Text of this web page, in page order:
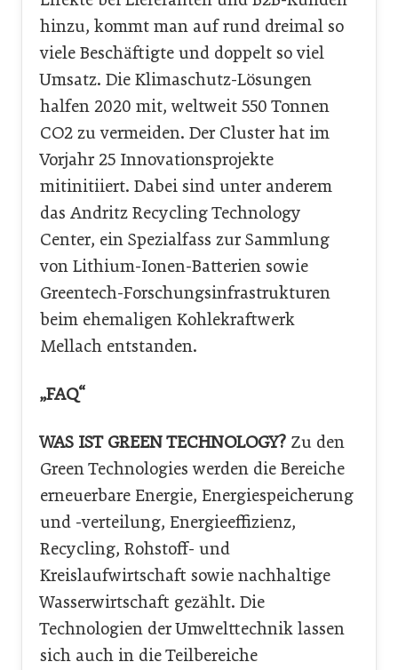
hinzu, kommt man auf rund dreimal so
viele Beschäftigte und doppelt so viel
Umsatz. Die Klimaschutz-Lösungen
halfen 2020 mit, weltweit 550 Tonnen
CO2 zu vermeiden. Der Cluster hat im
Vorjahr 25 Innovationsprojekte
mitinitiiert. Dabei sind unter anderem
das Andritz Recycling Technology
Center, ein Spezialfass zur Sammlung
von Lithium-Ionen-Batterien sowie
Greentech-Forschungsinfrastrukturen
beim ehemaligen Kohlekraftwerk
Mellach entstanden.
„FAQ“
WAS IST GREEN TECHNOLOGY? Zu den
Green Technologies werden die Bereiche
erneuerbare Energie, Energiespeicherung
und -verteilung, Energieeffizienz,
Recycling, Rohstoff- und
Kreislaufwirtschaft sowie nachhaltige
Wasserwirtschaft gezählt. Die
Technologien der Umwelttechnik lassen
sich auch in die Teilbereiche